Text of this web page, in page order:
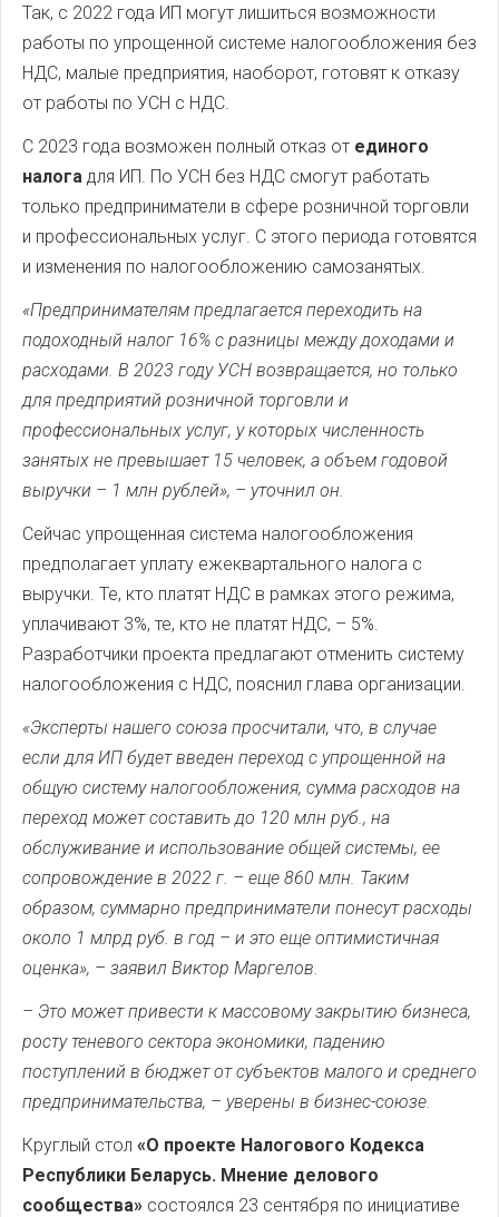
Так, с 2022 года ИП могут лишиться возможности
работы по упрощенной системе налогообложения без
НДС, малые предприятия, наоборот, готовят к отказу
от работы по УСН с НДС.
С 2023 года возможен полный отказ от единого
налога для ИП. По УСН без НДС смогут работать
только предприниматели в сфере розничной торговли
и профессиональных услуг. С этого периода готовятся
и изменения по налогообложению самозанятых.
«Предпринимателям предлагается переходить на
подоходный налог 16% с разницы между доходами и
расходами. В 2023 году УСН возвращается, но только
для предприятий розничной торговли и
профессиональных услуг, у которых численность
занятых не превышает 15 человек, а объем годовой
выручки – 1 млн рублей», – уточнил он.
Сейчас упрощенная система налогообложения
предполагает уплату ежеквартального налога с
выручки. Те, кто платят НДС в рамках этого режима,
уплачивают 3%, те, кто не платят НДС, – 5%.
Разработчики проекта предлагают отменить систему
налогообложения с НДС, пояснил глава организации.
«Эксперты нашего союза просчитали, что, в случае
если для ИП будет введен переход с упрощенной на
общую систему налогообложения, сумма расходов на
переход может составить до 120 млн руб., на
обслуживание и использование общей системы, ее
сопровождение в 2022 г. – еще 860 млн. Таким
образом, суммарно предприниматели понесут расходы
около 1 млрд руб. в год – и это еще оптимистичная
оценка», – заявил Виктор Маргелов.
– Это может привести к массовому закрытию бизнеса,
росту теневого сектора экономики, падению
поступлений в бюджет от субъектов малого и среднего
предпринимательства, – уверены в бизнес-союзе.
Круглый стол «О проекте Налогового Кодекса
Республики Беларусь. Мнение делового
сообщества» состоялся 23 сентября по инициативе